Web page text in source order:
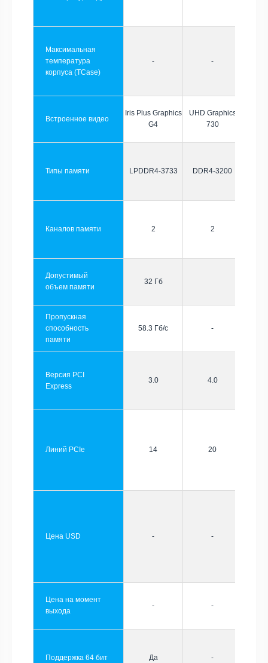
Максимальная
температура
корпуса (TCase)
- -
Встроенное видео
Iris Plus Graphics
G4
UHD Graphics
730
Типы памяти LPDDR4-3733 DDR4-3200
Каналов памяти 2 2
Допустимый
объем памяти
32 Гб
Пропускная
способность
памяти
58.3 Гб/с -
Версия PCI
Express
3.0 4.0
Линий PCIe 14 20
Цена USD - -
Цена на момент
выхода
- -
Поддержка 64 бит Да -